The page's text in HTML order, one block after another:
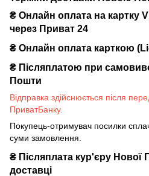
₴ Онлайн оплата на картку
через Приват 24
₴ Онлайн оплата карткою
₴ Післяплатою при
Пошти
Відправка здійснюється після
ПриватБанку.
Покупець-отримувач посилки
суми замовлення.
₴ Післяплата кур'єру Нової
доставці